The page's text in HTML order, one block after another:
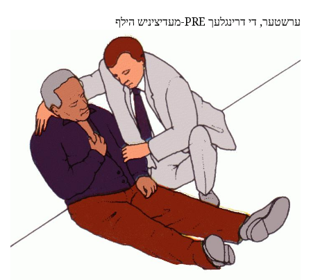
ערשטער, די דרינגלעך PRE-מעדיציניש הילף